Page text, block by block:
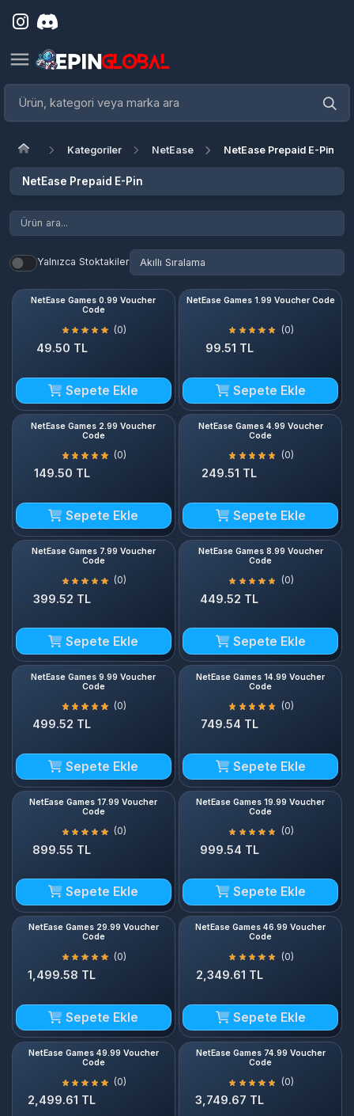
Kategoriler NetEase NetEase Prepaid E-Pin
NetEase Prepaid E-Pin
NetEase Games 0.99 Voucher
Code
49.50 TL
Sepete Ekle
NetEase Games 1.99 Voucher Code
99.51 TL
Sepete Ekle
NetEase Games 2.99 Voucher
149.50 TL
NetEase Games 4.99 Voucher
(0)
249.51 TL
NetEase Games 7.99 Voucher
Code
(0)
399.52 TL
NetEase Games 8.99 Voucher
Code
(0)
449.52 TL
NetEase Games 9.99 Voucher
Code
(0)
NetEase Games 14.99 Voucher
Code
(0)
NetEase Games 17.99 Voucher
Code
(0)
899.55 TL
Sepete Ekle
NetEase Games 19.99 Voucher
Code
(0)
Sepete Ekle
NetEase Games 29.99 Voucher
Code
(0)
1,499.58 TL
Sepete Ekle
NetEase Games 46.99 Voucher
Code
(0)
2,349.61 TL
Sepete Ekle
NetEase Games 49.99 Voucher
Code
(0)
2,499.61 TL
Sepete Ekle
NetEase Games 74.99 Voucher
Code
(0)
3,749.67 TL
Sepete Ekle